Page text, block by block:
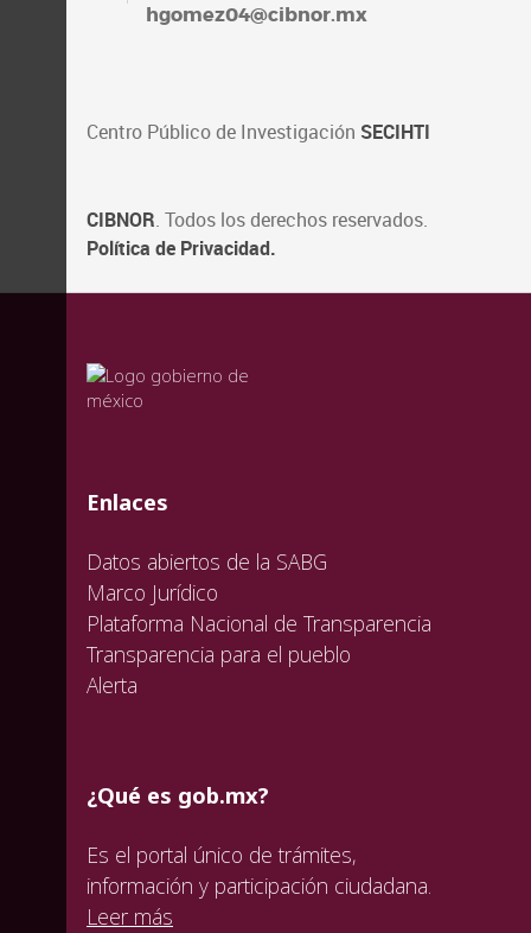
hgomez04@cibnor.mx
Centro Público de Investigación SECIHTI
CIBNOR. Todos los derechos reservados.
Política de Privacidad.
valida
valida
valida
Enlaces
Datos abiertos de la SABG
Marco Jurídico
Plataforma Nacional de Transparencia
Transparencia para el pueblo
Alerta
¿Qué es gob.mx?
Es el portal único de trámites,
información y participación ciudadana.
Leer más